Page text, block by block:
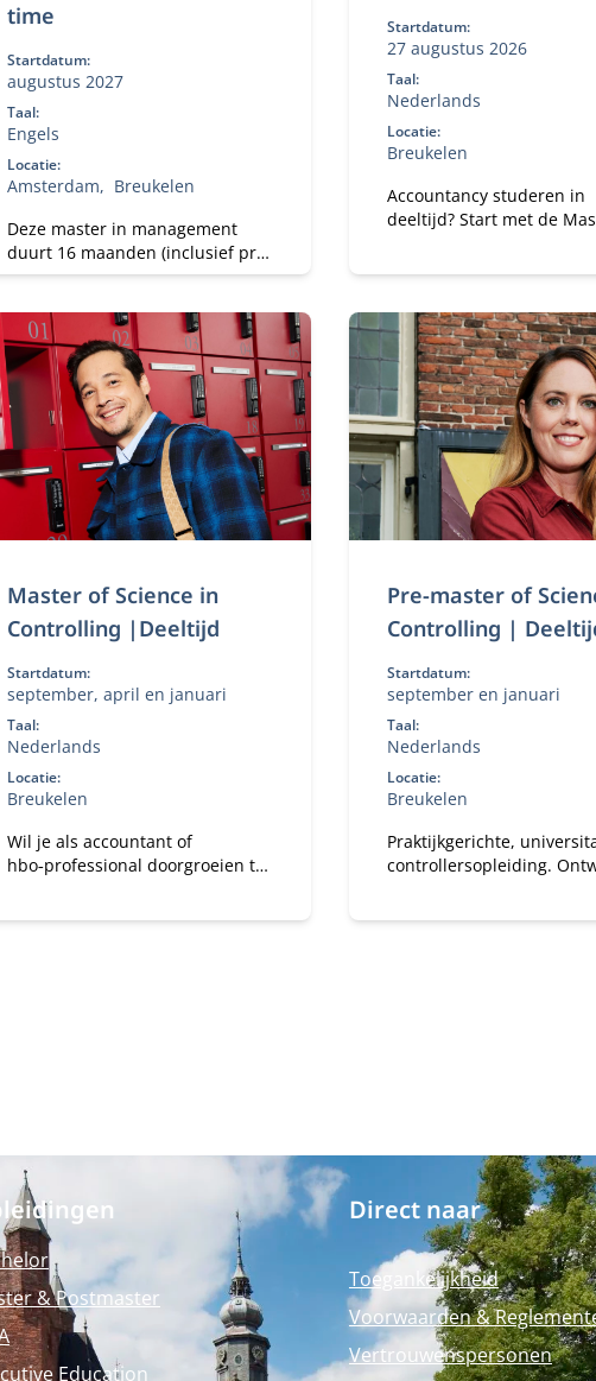
time
Startdatum:
augustus 2027
Taal:
Engels
Locatie:
Amsterdam
Breukelen
Deze master in management
duurt 16 maanden (inclusief pre-
master), heeft 3 specialisaties en
wereldwijde arbeidsmarkt.
Startdatum:
27 augustus 2026
Taal:
Nederlands
Locatie:
Breukelen
Accountancy studeren in
deeltijd? Start met de
studietempo en kies voor
flexibele studieroutes.
Master of Science in
Controlling |Deeltijd
Startdatum:
september, april en januari
Taal:
Nederlands
Locatie:
Breukelen
Wil je als accountant of
hbo‑professional doorgroeien tot
Pre-master of
Controlling |
Startdatum:
september en januari
Taal:
Nederlands
Locatie:
Breukelen
Praktijkgerichte,
controllersopleiding.
& Postmaster
Education
Direct naar
Toegankelijkheid
Voorwaarden &
Vertrouwenspersonen